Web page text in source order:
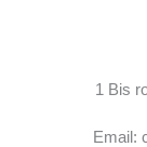
1 Bis
Email: